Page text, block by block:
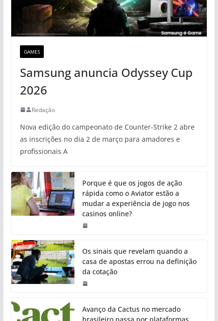
GAMES
Samsung anuncia Odyssey Cup
2026
Redação
Nova edição do campeonato de Counter-Strike 2 abre
as inscrições no dia 2 de março para amadores e
profissionais A
Porque é que os jogos de ação
rápida como o Aviator estão a
mudar a experiência de jogo nos
casinos online?
Os sinais que revelam quando a
casa de apostas errou na definição
da cotação
Avanço da Cactus no mercado